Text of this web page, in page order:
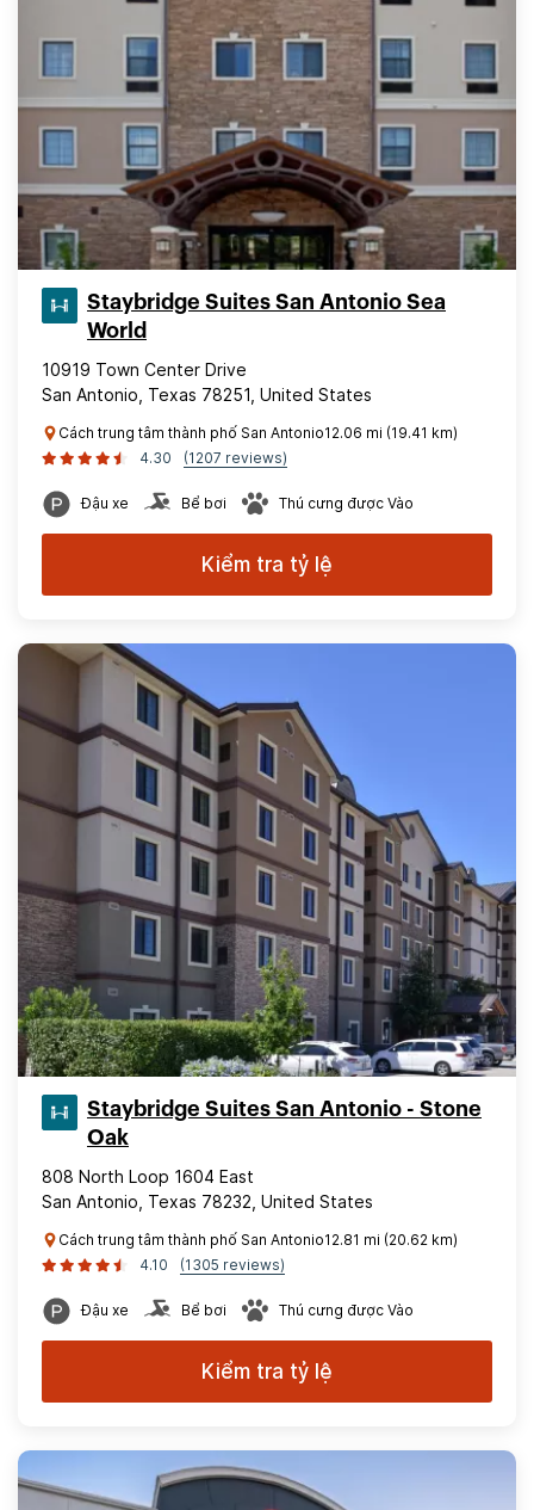
Staybridge Suites San Antonio Sea
World
10919 Town Center Drive
San Antonio, Texas 78251, United States
Cách trung tâm thành phố San Antonio12.06 mi (19.41 km)
4.30
(1207 reviews)
Đậu xe Bể bơi Thú cưng được Vào
Kiểm tra tỷ lệ
Staybridge Suites San Antonio - Stone
Oak
808 North Loop 1604 East
San Antonio, Texas 78232, United States
Cách trung tâm thành phố San Antonio12.81 mi (20.62 km)
4.10
(1305 reviews)
Đậu xe Bể bơi Thú cưng được Vào
Kiểm tra tỷ lệ